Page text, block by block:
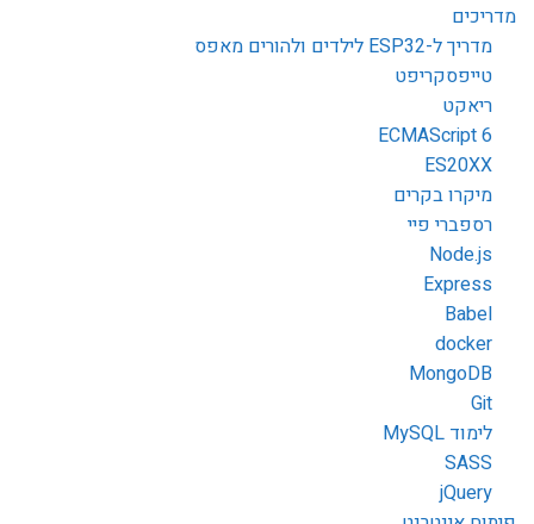
מדריכים
מדריך ל-ESP32 לילדים ולהורים מאפס
טייפסקריפט
ריאקט
ECMAScript 6
ES20XX
מיקרו בקרים
רספברי פיי
Node.js
Express
Babel
docker
MongoDB
Git
לימוד MySQL
SASS
jQuery